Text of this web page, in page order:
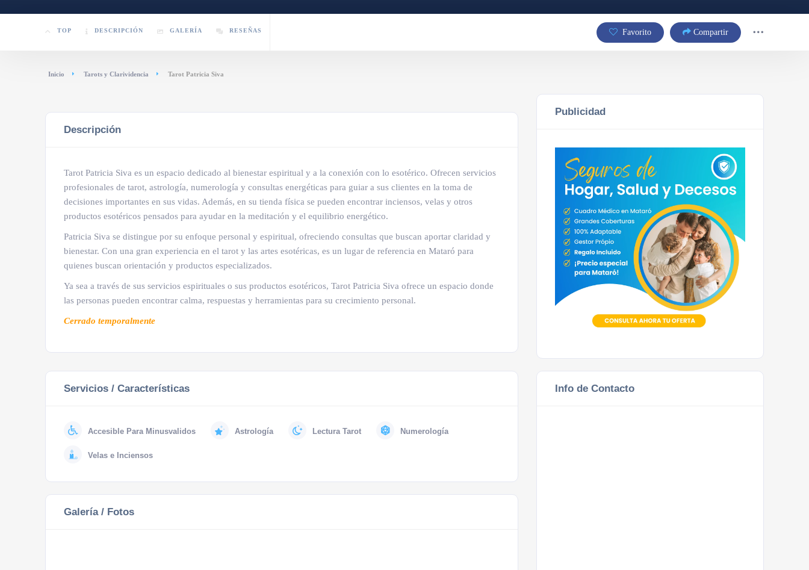
TOP DESCRIPCIÓN GALERÍA RESEÑAS Favorito Compartir
Inicio Tarots y Clarividencia Tarot Patricia Siva
Descripción
Tarot Patricia Siva es un espacio dedicado al bienestar espiritual y a la conexión con lo esotérico. Ofrecen servicios
profesionales de tarot, astrología, numerología y consultas energéticas para guiar a sus clientes en la toma de
decisiones importantes en sus vidas. Además, en su tienda física se pueden encontrar inciensos, velas y otros
productos esotéricos pensados para ayudar en la meditación y el equilibrio energético.
Patricia Siva se distingue por su enfoque personal y espiritual, ofreciendo consultas que buscan aportar claridad y
bienestar. Con una gran experiencia en el tarot y las artes esotéricas, es un lugar de referencia en Mataró para
quienes buscan orientación y productos especializados.
Ya sea a través de sus servicios espirituales o sus productos esotéricos, Tarot Patricia Siva ofrece un espacio donde
las personas pueden encontrar calma, respuestas y herramientas para su crecimiento personal.
Cerrado temporalmente
Servicios / Características
Accesible Para Minusvalidos Astrología Lectura Tarot Numerología
Velas e Inciensos
Galería / Fotos
Publicidad
Info de Contacto